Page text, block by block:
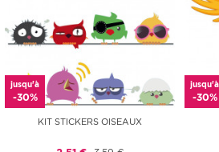
jusqu'à
-30%
KIT STICKERS OISEAUX
jusqu'à
-30%